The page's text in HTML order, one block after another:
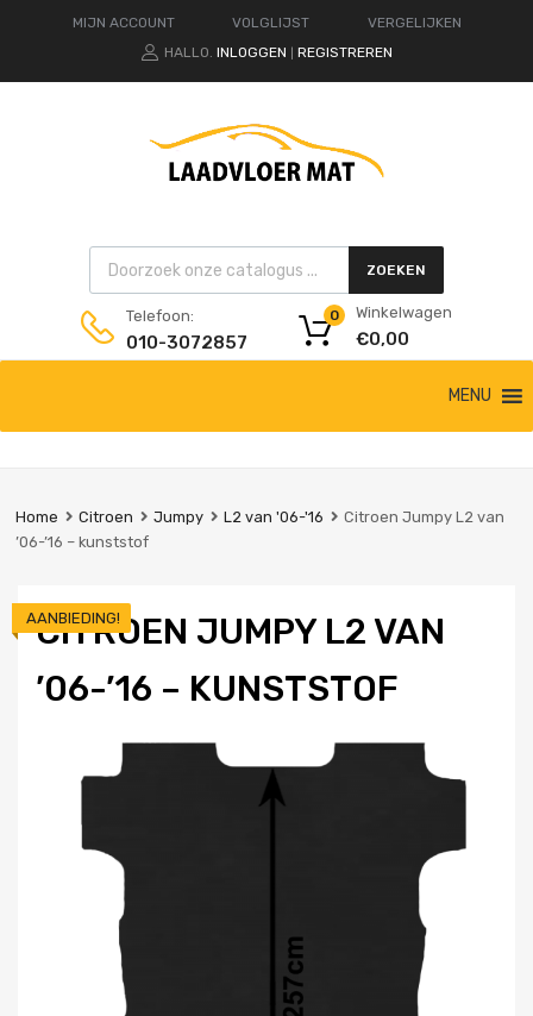
MIJN ACCOUNT VOLGLIJST
VERGELIJKEN
HALLO. INLOGGEN REGISTREREN
Products search ZOEKEN
Telefoon:
010-3072857
Winkelwagen
€0,00
0
de
MENU
Home Citroen Jumpy L2 van '06-'16
Citroen Jumpy L2 van
’06-’16 – kunststof
CITROEN JUMPY L2 VAN
’06-’16 – KUNSTSTOF
AANBIEDING!